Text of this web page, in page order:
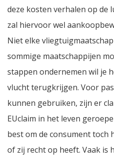
deze kosten verhalen op de
zal hiervoor wel
Niet elke
sommige maatschappijen
stappen ondernemen wil je
vlucht terugkrijgen. Voor
kunnen gebruiken, zijn er
EUclaim in het leven
best om de consument toch
of zij recht op heeft. Vaak is